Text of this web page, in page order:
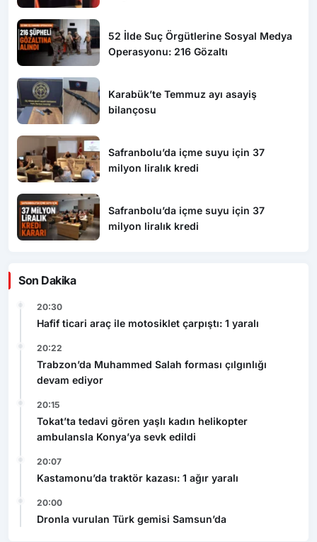
52 İlde Suç Örgütlerine Sosyal Medya
Operasyonu: 216 Gözaltı
Karabük’te Temmuz ayı asayiş
bilançosu
Safranbolu’da içme suyu için 37
milyon liralık kredi
Safranbolu’da içme suyu için 37
milyon liralık kredi
Son Dakika
20:30
Hafif ticari araç ile motosiklet çarpıştı: 1 yaralı
20:22
Trabzon’da Muhammed Salah forması çılgınlığı
devam ediyor
20:15
Tokat’ta tedavi gören yaşlı kadın helikopter
ambulansla Konya’ya sevk edildi
20:07
Kastamonu’da traktör kazası: 1 ağır yaralı
20:00
Dronla vurulan Türk gemisi Samsun’da